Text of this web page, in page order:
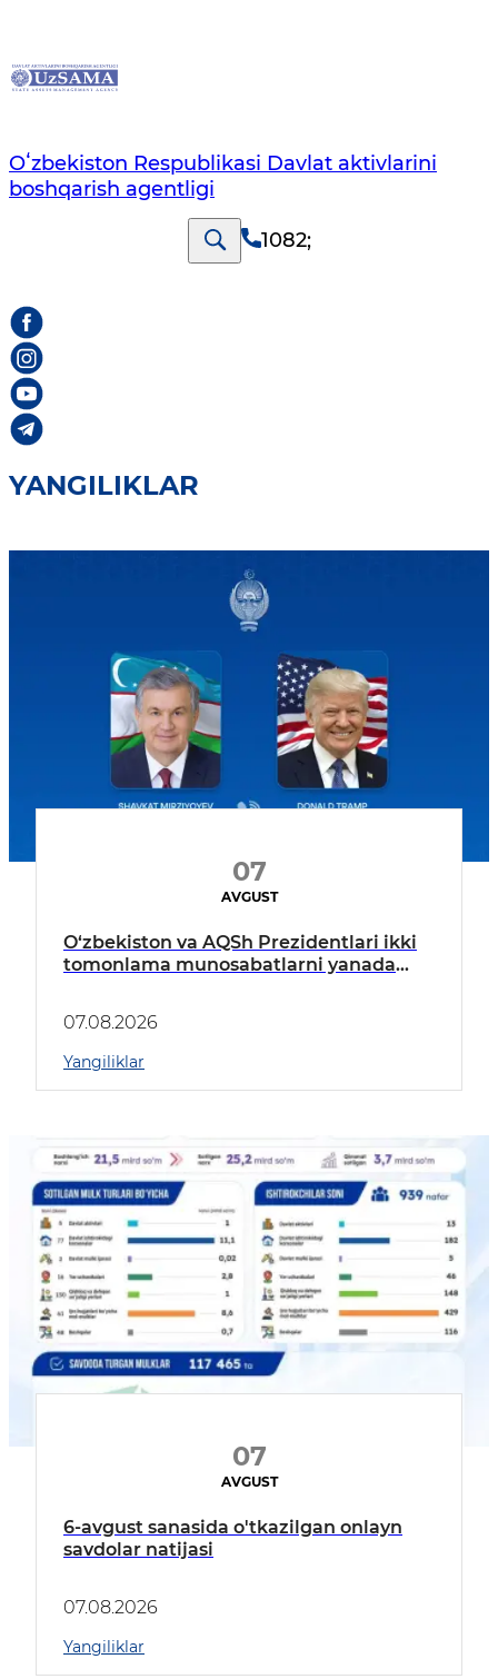
Oʻzbekiston Respublikasi Davlat aktivlarini
boshqarish agentligi
1082;
YANGILIKLAR
07
AVGUST
O‘zbekiston va AQSh Prezidentlari ikki
tomonlama munosabatlarni yanada
07.08.2026
Yangiliklar
07
AVGUST
6-avgust sanasida o'tkazilgan onlayn
savdolar natijasi
07.08.2026
Yangiliklar